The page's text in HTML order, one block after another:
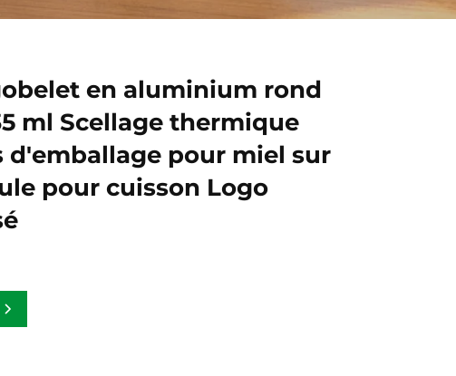
en aluminium rond
ml Scellage thermique
d'emballage pour miel sur
pour cuisson Logo